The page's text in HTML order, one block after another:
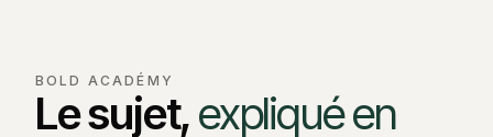
BOLD ACADÉMY
Le sujet,expliqué en